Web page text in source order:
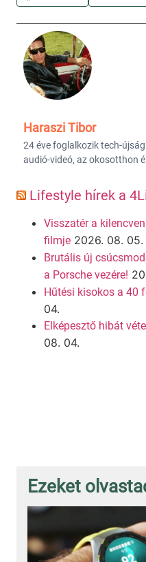
Haraszi Tibor
24 éve foglalkozik tech-
audió-videó, az okosotthon
Lifestyle hírek a
Visszatér a
filmje 2026. 08. 05.
Brutális új
a Porsche vezére!
Hűtési kisokos a 40
04.
Elképesztő hibát
08. 04.
Ezeket